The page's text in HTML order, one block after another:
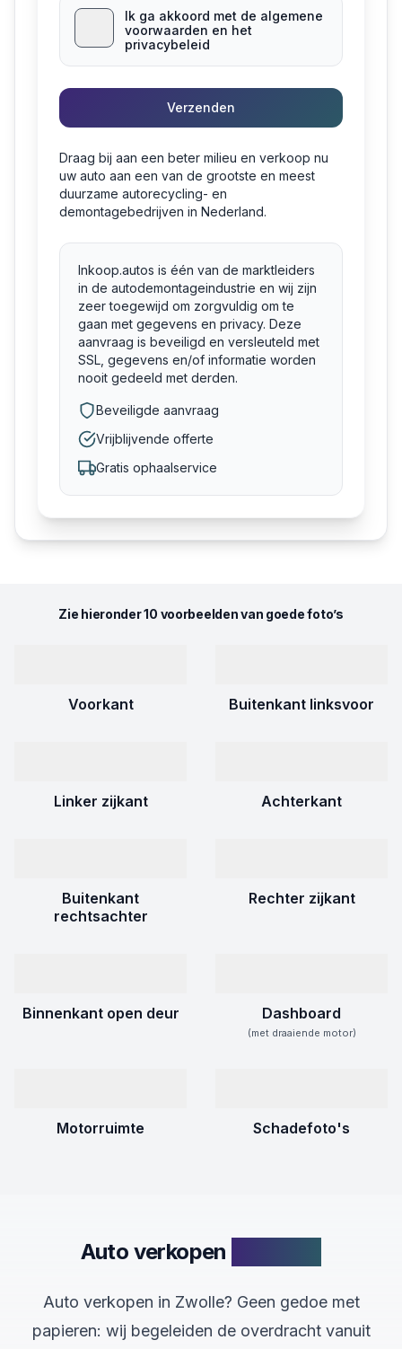
Ik ga akkoord met de algemene
voorwaarden en het
privacybeleid
Verzenden
Draag bij aan een beter milieu en verkoop nu
uw auto aan een van de grootste en meest
duurzame autorecycling- en
demontagebedrijven in Nederland.
Inkoop.autos is één van de marktleiders
in de autodemontageindustrie en wij zijn
zeer toegewijd om zorgvuldig om te
gaan met gegevens en privacy. Deze
aanvraag is beveiligd en versleuteld met
SSL, gegevens en/of informatie worden
nooit gedeeld met derden.
Beveiligde aanvraag
Vrijblijvende offerte
Gratis ophaalservice
Zie hieronder 10 voorbeelden van goede foto’s
Voorkant Buitenkant linksvoor
Linker zijkant Achterkant
Buitenkant
rechtsachter
Rechter zijkant
Binnenkant open deur Dashboard
(met draaiende motor)
Motorruimte Schadefoto's
Auto verkopen
Auto verkopen in Zwolle? Geen gedoe met
papieren: wij begeleiden de overdracht vanuit